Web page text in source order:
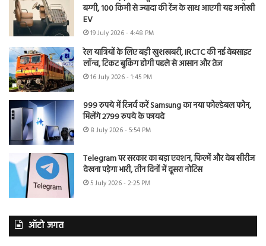
बग्गी, 100 किमी से ज्यादा की रेंज के साथ आएगी यह अनोखी
EV
19 July 2026 - 4:48 PM
रेल यात्रियों के लिए बड़ी खुशखबरी, IRCTC की नई वेबसाइट
लॉन्च, टिकट बुकिंग होगी पहले से आसान और तेज
16 July 2026 - 1:45 PM
999 रुपये में रिजर्व करें Samsung का नया फोल्डेबल फोन,
मिलेंगे 2799 रुपये के फायदे
8 July 2026 - 5:54 PM
Telegram पर सरकार का बड़ा एक्शन, फिल्में और वेब सीरीज
देखना पड़ेगा भारी, तीन दिनों में दूसरा नोटिस
5 July 2026 - 2:25 PM
ऑटो जगत